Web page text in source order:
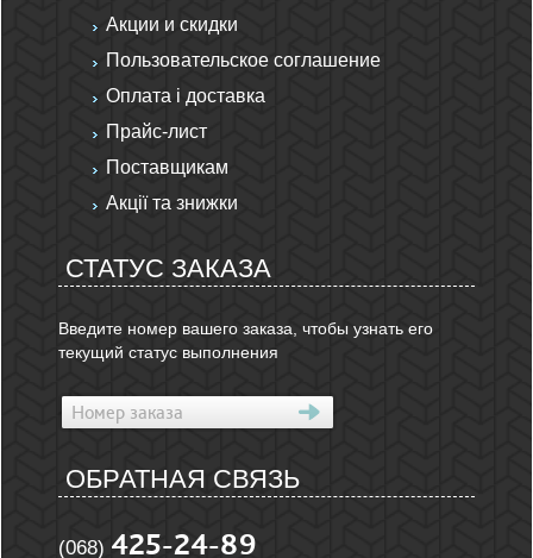
Акции и скидки
Пользовательское соглашение
Оплата і доставка
Прайс-лист
Поставщикам
Акції та знижки
СТАТУС ЗАКАЗА
Введите номер вашего заказа, чтобы узнать его
текущий статус выполнения
ОБРАТНАЯ СВЯЗЬ
(068) 425-24-89